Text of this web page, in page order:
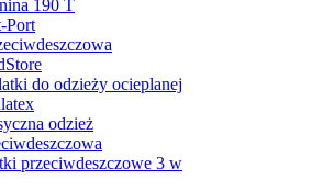
190 T
Port
do odzieży ocieplanej
odzież
przeciwdeszczowe 3 w